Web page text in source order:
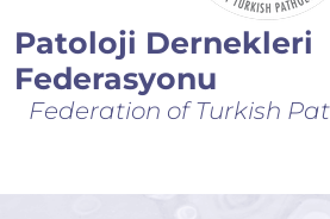
Patoloji Dernekleri
Federasyonu
Federation of Turkish